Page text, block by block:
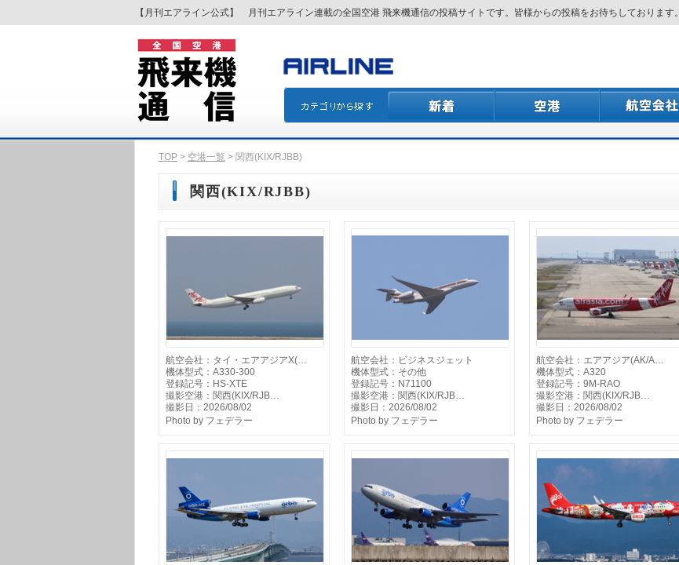
【月刊エアライン公式】 月刊エアライン連載の全国空港 飛来機通信の投稿サイトです。皆様からの投稿をお待ちしております。
TOP > 空港一覧 > 関西(KIX/RJBB)
関西(KIX/RJBB)
航空会社：タイ・エアアジアX(…
機体型式：A330-300
登録記号：HS-XTE
撮影空港：関西(KIX/RJB…
撮影日：2026/08/02
Photo by フェデラー
航空会社：ビジネスジェット
機体型式：その他
登録記号：N71100
撮影空港：関西(KIX/RJB…
撮影日：2026/08/02
Photo by フェデラー
航空会社：エアアジア(AK/A…
機体型式：A320
登録記号：9M-RAO
撮影空港：関西(KIX/RJB…
撮影日：2026/08/02
Photo by フェデラー